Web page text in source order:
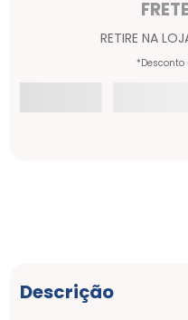
Descrição